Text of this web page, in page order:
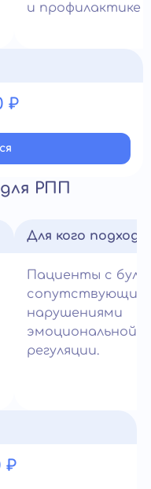
и профилактике
₽
РПП
Для кого
Пациенты с
нарушениями
эмоциональной
регуляции.
₽